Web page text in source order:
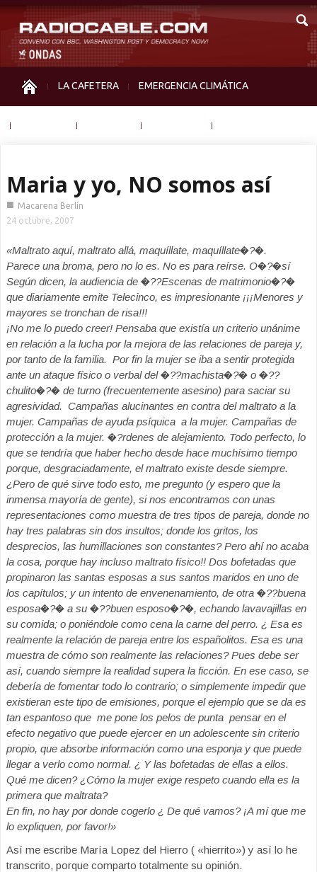
LA CAFETERA EMERGENCIA CLIMÁTICA
Maria y yo, NO somos así
■ Macarena Berlín
24 octubre, 2007
«Maltrato aquí, maltrato allá, maquíllate, maquíllate�?�.
Parece una broma, pero no lo es. No es para reírse. O�?�sí
Según dicen, la audiencia de �??Escenas de matrimonio�?�
que diariamente emite Telecinco, es impresionante ¡¡¡Menores y
mayores se tronchan de risa!!!
¡No me lo puedo creer! Pensaba que existía un criterio unánime
en relación a la lucha por la mejora de las relaciones de pareja y,
por tanto de la familia. Por fin la mujer se iba a sentir protegida
ante un ataque físico o verbal del �??machista�?� o �??
chulito�?� de turno (frecuentemente asesino) para saciar su
agresividad. Campañas alucinantes en contra del maltrato a la
mujer. Campañas de ayuda psíquica a la mujer. Campañas de
protección a la mujer. �?rdenes de alejamiento. Todo perfecto, lo
que se tendría que haber hecho desde hace muchísimo tiempo
porque, desgraciadamente, el maltrato existe desde siempre.
¿Pero de qué sirve todo esto, me pregunto (y espero que la
inmensa mayoría de gente), si nos encontramos con unas
representaciones como muestra de tres tipos de pareja, donde no
hay tres palabras sin dos insultos; donde los gritos, los
desprecios, las humillaciones son constantes? Pero ahí no acaba
la cosa, porque hay incluso maltrato físico!! Dos bofetadas que
propinaron las santas esposas a sus santos maridos en uno de
los capítulos; y un intento de envenenamiento, de otra �??buena
esposa�?� a su �??buen esposo�?�, echando lavavajillas en
su comida; o poniéndole como cena la carne del perro. ¿ Esa es
realmente la relación de pareja entre los españolitos. Esa es una
muestra de cómo son realmente las relaciones? Pues debe ser
así, cuando siempre la realidad supera la ficción. En ese caso, se
debería de fomentar todo lo contrario; o simplemente impedir que
existieran este tipo de emisiones, porque el ejemplo que se da es
tan espantoso que me pone los pelos de punta pensar en el
efecto negativo que puede ejercer en un adolescente sin criterio
propio, que absorbe información como una esponja y que puede
llegar a verlo como normal. ¿ Y las bofetadas de ellas a ellos.
Qué me dicen? ¿Cómo la mujer exige respeto cuando ella es la
primera que maltrata?
En fin, no hay por donde cogerlo ¿ De qué vamos? ¡A mí que me
lo expliquen, por favor!»
Así me escribe María Lopez del Hierro ( «hierrito») y así lo he
transcrito, porque comparto totalmente su opinión.